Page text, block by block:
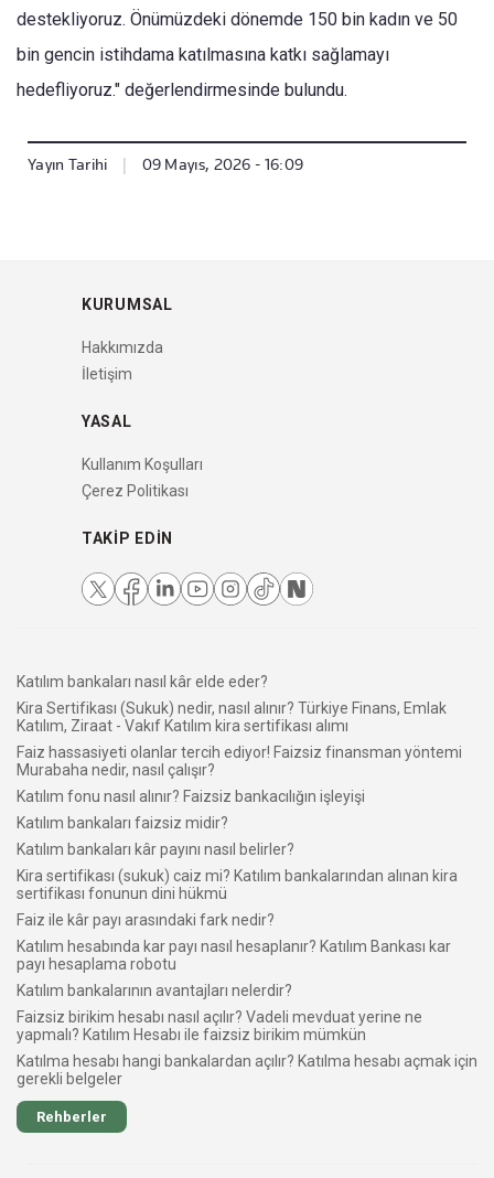
destekliyoruz. Önümüzdeki dönemde 150 bin kadın ve 50
bin gencin istihdama katılmasına katkı sağlamayı
hedefliyoruz." değerlendirmesinde bulundu.
Yayın Tarihi 09 Mayıs, 2026 - 16:09
KURUMSAL
Hakkımızda
İletişim
YASAL
Kullanım Koşulları
Çerez Politikası
TAKIP EDIN
Katılım bankaları nasıl kâr elde eder?
Kira Sertifikası (Sukuk) nedir, nasıl alınır? Türkiye Finans, Emlak
Katılım, Ziraat - Vakıf Katılım kira sertifikası alımı
Faiz hassasiyeti olanlar tercih ediyor! Faizsiz finansman yöntemi
Murabaha nedir, nasıl çalışır?
Katılım fonu nasıl alınır? Faizsiz bankacılığın işleyişi
Katılım bankaları faizsiz midir?
Katılım bankaları kâr payını nasıl belirler?
Kira sertifikası (sukuk) caiz mi? Katılım bankalarından alınan kira
sertifikası fonunun dini hükmü
Faiz ile kâr payı arasındaki fark nedir?
Katılım hesabında kar payı nasıl hesaplanır? Katılım Bankası kar
payı hesaplama robotu
Katılım bankalarının avantajları nelerdir?
Faizsiz birikim hesabı nasıl açılır? Vadeli mevduat yerine ne
yapmalı? Katılım Hesabı ile faizsiz birikim mümkün
Katılma hesabı hangi bankalardan açılır? Katılma hesabı açmak için
gerekli belgeler
Rehberler